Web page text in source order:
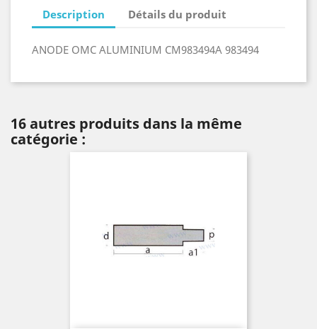
Description Détails du produit
ANODE OMC ALUMINIUM CM983494A 983494
16 autres produits dans la même
catégorie :